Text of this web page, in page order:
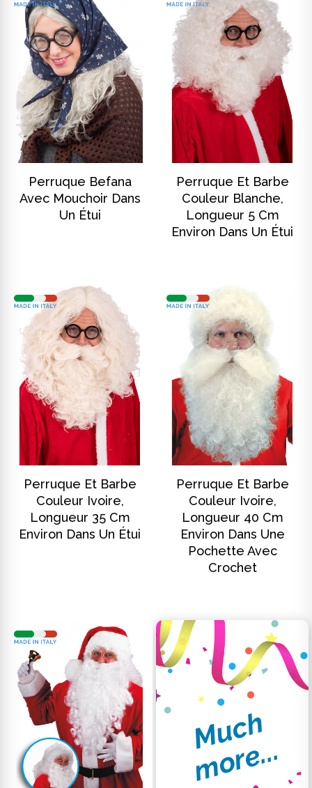
Perruque Befana
Avec Mouchoir Dans
Un Étui
Perruque Et Barbe
Couleur Blanche,
Longueur 5 Cm
Environ Dans Un Étui
Perruque Et Barbe
Couleur Ivoire,
Longueur 35 Cm
Environ Dans Un Étui
Perruque Et Barbe
Couleur Ivoire,
Longueur 40 Cm
Environ Dans Une
Pochette Avec
Crochet
M
u
c
h
m
o
r
e
.
.
.